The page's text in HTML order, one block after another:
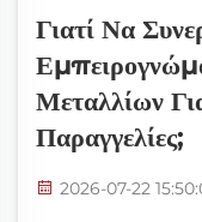
Γιατί Να
Μεταλλίων
Παραγγελίες;
2026-07-22